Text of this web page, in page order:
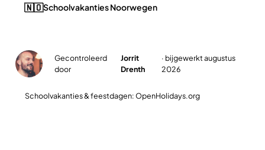
🇳🇴Schoolvakanties Noorwegen
Gecontroleerd
door
Jorrit
Drenth
· bijgewerkt augustus
2026
Schoolvakanties & feestdagen: OpenHolidays.org